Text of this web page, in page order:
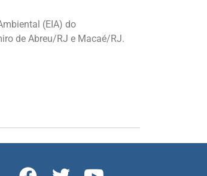
(EIA) do
de Abreu/RJ e Macaé/RJ.